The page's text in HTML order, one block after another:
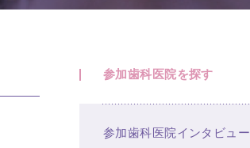
参加歯科医院を探す
参加歯科医院インタビュー